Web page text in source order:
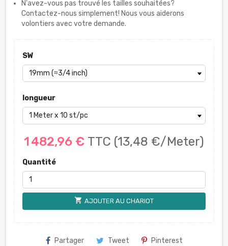
N'avez-vous pas trouvé les tailles souhaitées?
Contactez-nous simplement! Nous vous aiderons
volontiers avec votre demande.
SW
longueur
1 482,96 € TTC (13,48 €/Meter)
Quantité
shopping_cart AJOUTER AU CHARIOT
Partager Tweet Pinterest